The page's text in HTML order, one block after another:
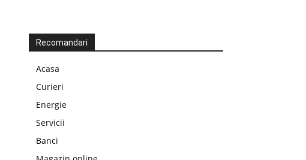
Recomandari
Acasa
Curieri
Energie
Servicii
Banci